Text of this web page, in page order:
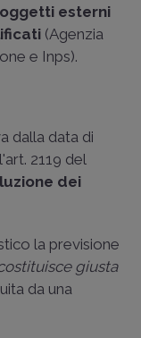
esterni
(Agenzia
e Inps).
dalla data di
2119 del
dei
la previsione
giusta
da una